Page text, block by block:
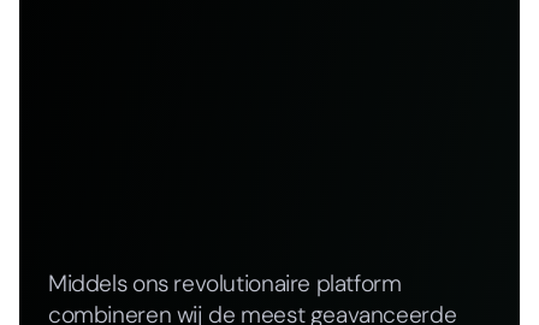
Middels ons revolutionaire platform
combineren wij de meest geavanceerde